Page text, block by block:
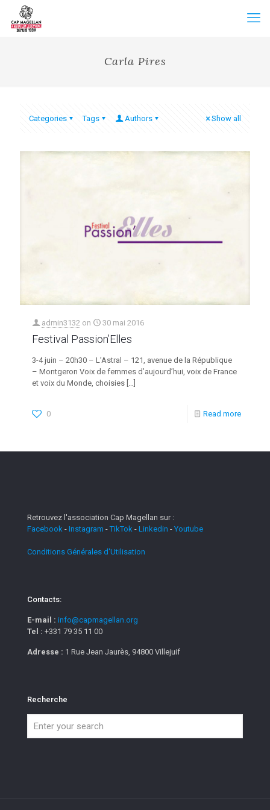
Carla Pires
Categories Tags Authors Show all
admin3132 on 30 mai 2016
Festival Passion’Elles
3-4 juin – 20h30 – L’Astral – 121, avenue de la République
– Montgeron Voix de femmes d’aujourd’hui, voix de France
et voix du Monde, choisies […]
0 Read more
Retrouvez l'association Cap Magellan sur :
Facebook - Instagram -TikTok - Linkedin - Youtube
Conditions Générales d'Utilisation
Contacts:
E-mail : info@capmagellan.org
Tel : +331 79 35 11 00
Adresse : 1 Rue Jean Jaurès, 94800 Villejuif
Recherche